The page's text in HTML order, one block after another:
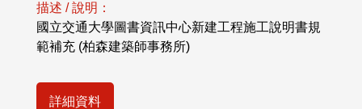
描述 / 說明：
國立交通大學圖書資訊中心新建工程施工說明書規
範補充 (柏森建築師事務所)
詳細資料